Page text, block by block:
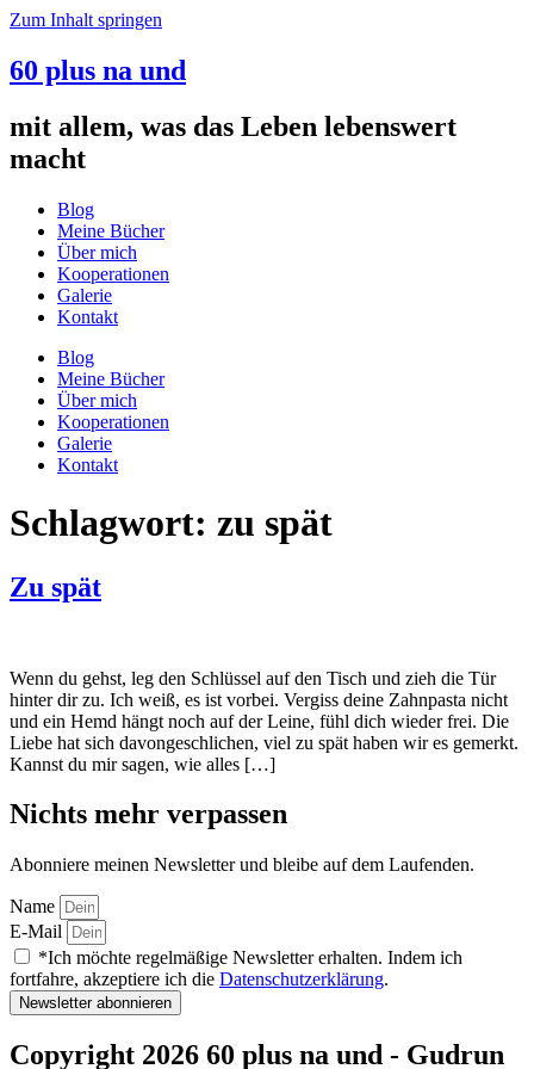
Zum Inhalt springen
60 plus na und
mit allem, was das Leben lebenswert
macht
Blog
Meine Bücher
Über mich
Kooperationen
Galerie
Kontakt
Blog
Meine Bücher
Über mich
Kooperationen
Galerie
Kontakt
Schlagwort: zu spät
Zu spät
Wenn du gehst, leg den Schlüssel auf den Tisch und zieh die Tür
hinter dir zu. Ich weiß, es ist vorbei. Vergiss deine Zahnpasta nicht
und ein Hemd hängt noch auf der Leine, fühl dich wieder frei. Die
Liebe hat sich davongeschlichen, viel zu spät haben wir es gemerkt.
Kannst du mir sagen, wie alles […]
Nichts mehr verpassen
Abonniere meinen Newsletter und bleibe auf dem Laufenden.
Name
E-Mail
*Ich möchte regelmäßige Newsletter erhalten. Indem ich
fortfahre, akzeptiere ich die Datenschutzerklärung.
Newsletter abonnieren
Copyright 2026 60 plus na und - Gudrun